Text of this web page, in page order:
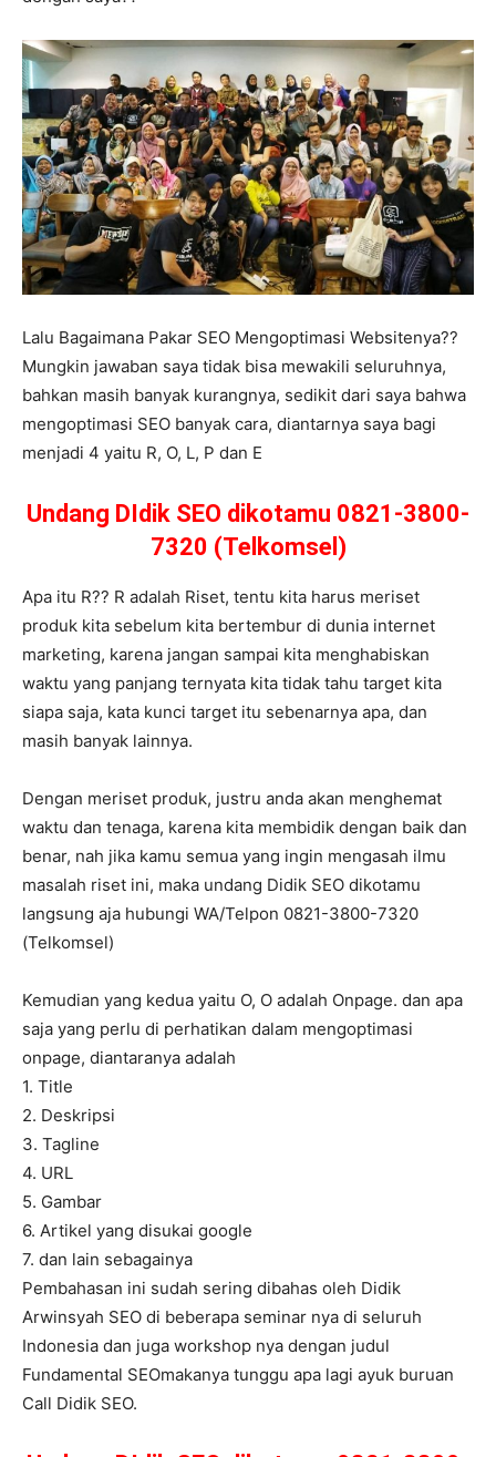
Lalu Bagaimana Pakar SEO Mengoptimasi Websitenya??
Mungkin jawaban saya tidak bisa mewakili seluruhnya,
bahkan masih banyak kurangnya, sedikit dari saya bahwa
mengoptimasi SEO banyak cara, diantarnya saya bagi
menjadi 4 yaitu R, O, L, P dan E
Undang DIdik SEO dikotamu 0821-3800-
7320 (Telkomsel)
Apa itu R?? R adalah Riset, tentu kita harus meriset
produk kita sebelum kita bertembur di dunia internet
marketing, karena jangan sampai kita menghabiskan
waktu yang panjang ternyata kita tidak tahu target kita
siapa saja, kata kunci target itu sebenarnya apa, dan
masih banyak lainnya.
Dengan meriset produk, justru anda akan menghemat
waktu dan tenaga, karena kita membidik dengan baik dan
benar, nah jika kamu semua yang ingin mengasah ilmu
masalah riset ini, maka undang Didik SEO dikotamu
langsung aja hubungi WA/Telpon 0821-3800-7320
(Telkomsel)
Kemudian yang kedua yaitu O, O adalah Onpage. dan apa
saja yang perlu di perhatikan dalam mengoptimasi
onpage, diantaranya adalah
1. Title
2. Deskripsi
3. Tagline
4. URL
5. Gambar
6. Artikel yang disukai google
7. dan lain sebagainya
Pembahasan ini sudah sering dibahas oleh Didik
Arwinsyah SEO di beberapa seminar nya di seluruh
Indonesia dan juga workshop nya dengan judul
Fundamental SEOmakanya tunggu apa lagi ayuk buruan
Call Didik SEO.